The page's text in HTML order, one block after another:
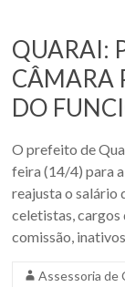
estado
do
Rio
Grande
do
Sul.
QUARAI:
CÂMARA
DO
O prefeito de
feira (14/4) para
reajusta o salário
celetistas,
comissão,
Assessoria de